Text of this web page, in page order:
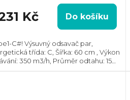
Kč Do košíku
C#! Výsuvný odsavač par,
třída: C, Šířka: 60 cm , Výkon
350 m3/h, Průměr odtahu: 150
Směr odtahu: Horní, Možnost